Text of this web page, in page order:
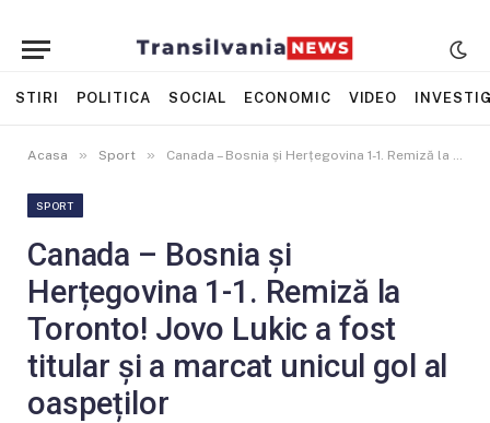
STIRI POLITICA SOCIAL ECONOMIC VIDEO
Acasa » Sport » Canada – Bosnia și Herțegovina 1-1. Remiză la Toronto! Jovo Lukic a fost titular și a marcat unicul gol al oaspeților
SPORT
Canada – Bosnia și
Herțegovina 1-1. Remiză la
Toronto! Jovo Lukic a fost
titular și a marcat unicul gol al
oaspeților